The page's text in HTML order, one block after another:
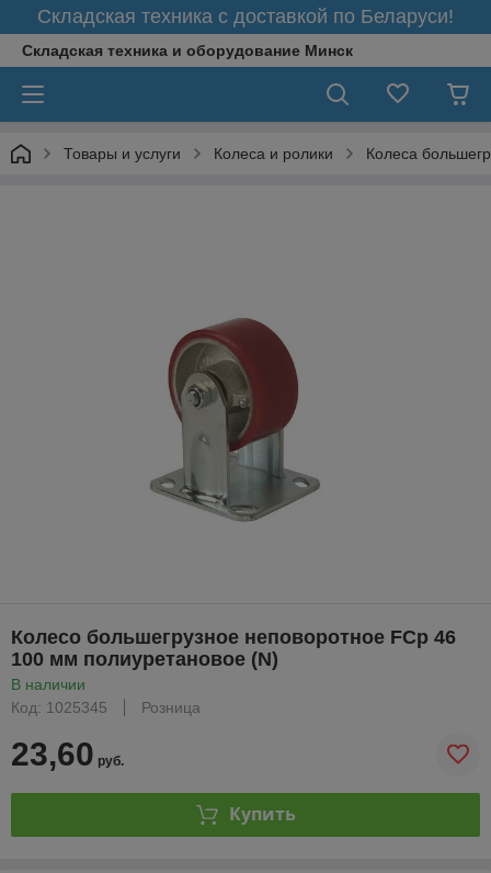
Складская техника с доставкой по Беларуси!
Складская техника и оборудование Минск
Товары и услуги Колеса и ролики Колеса
Колесо большегрузное неповоротное FCp 46
100 мм полиуретановое (N)
В наличии
Код: 1025345
Розница
23,60 руб.
Купить